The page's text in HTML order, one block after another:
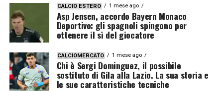
CALCIO ESTERO 1 mese ago
Asp Jensen, accordo Bayern Monaco
Deportivo: gli spagnoli spingono per
ottenere il sì del giocatore
CALCIOMERCATO 1 mese ago
Chi è Sergi Dominguez, il possibile
sostituto di Gila alla Lazio. La sua storia e
le sue caratteristiche tecniche